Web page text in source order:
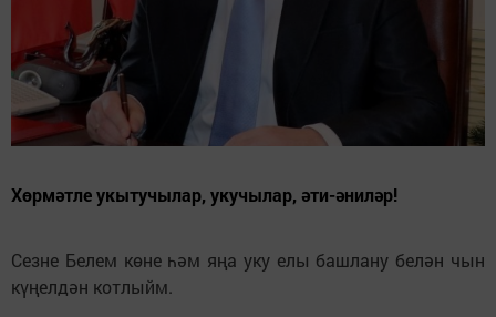
Хөрмәтле укытучылар, укучылар, әти-әниләр!
Сезне Белем көне һәм яңа уку елы башлану белән чын
күңелдән котлыйм.